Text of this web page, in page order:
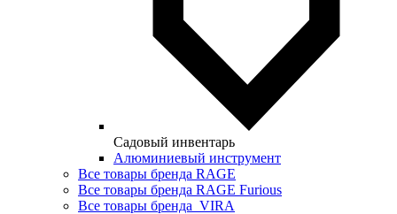
Садовый инвентарь
Алюминиевый инструмент
Все товары бренда RAGE
Все товары бренда RAGE Furious
Все товары бренда VIRA